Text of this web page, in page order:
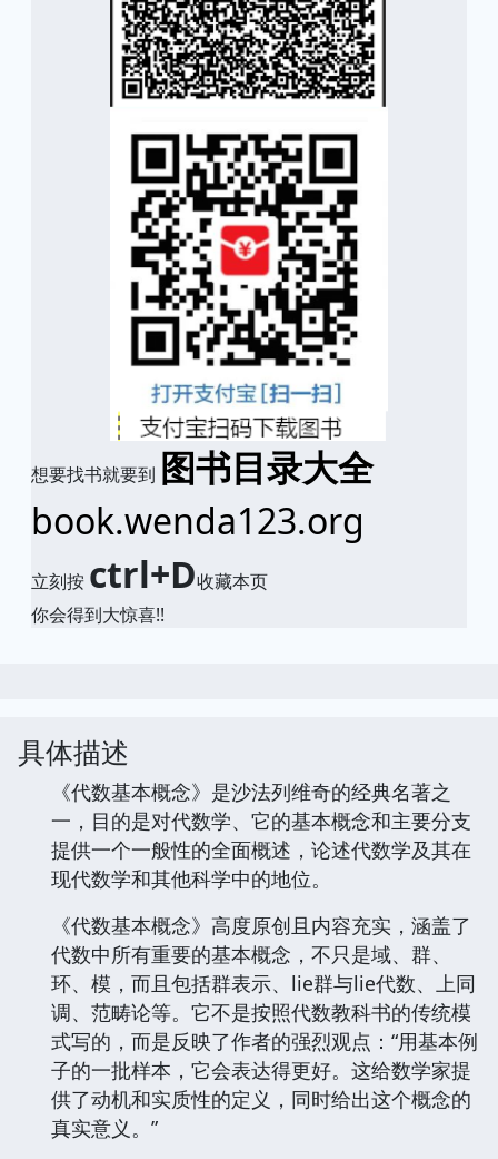
想要找书就要到 图书目录大全
book.wenda123.org
立刻按 ctrl+D收藏本页
你会得到大惊喜!!
具体描述
《代数基本概念》是沙法列维奇的经典名著之
一，目的是对代数学、它的基本概念和主要分支
提供一个一般性的全面概述，论述代数学及其在
现代数学和其他科学中的地位。
《代数基本概念》高度原创且内容充实，涵盖了
代数中所有重要的基本概念，不只是域、群、
环、模，而且包括群表示、lie群与lie代数、上同
调、范畴论等。它不是按照代数教科书的传统模
式写的，而是反映了作者的强烈观点：“用基本例
子的一批样本，它会表达得更好。这给数学家提
供了动机和实质性的定义，同时给出这个概念的
真实意义。”